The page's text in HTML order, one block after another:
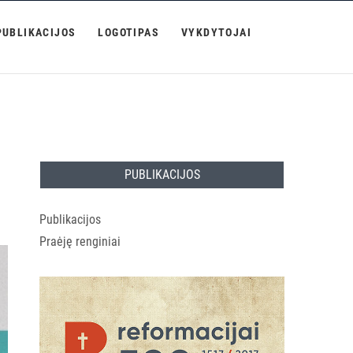
LOGOTIPAS VYKDYTOJAI
PUBLIKACIJOS
Publikacijos
Praėję renginiai